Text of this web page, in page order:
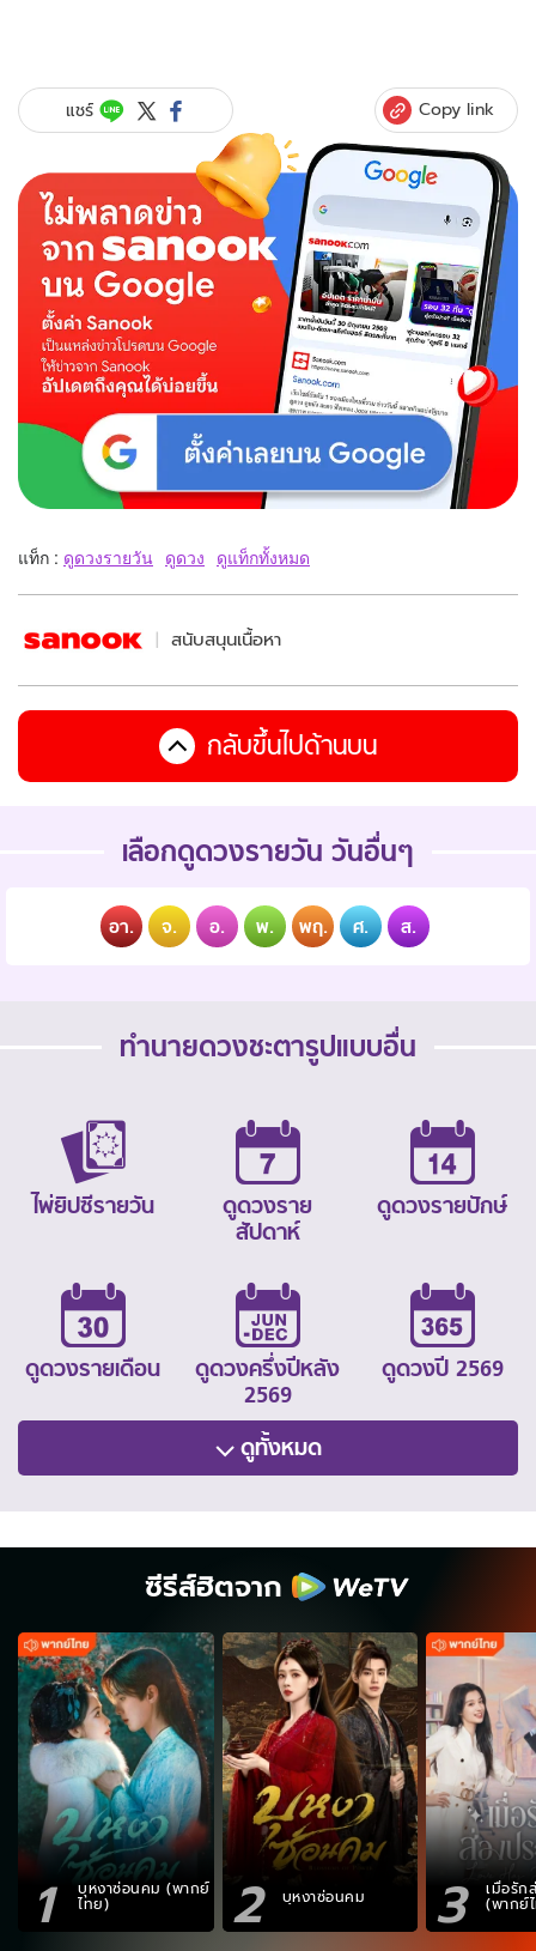
แชร์ Copy link
แท็ก : ดูดวงรายวัน ดูดวง ดูแท็กทั้งหมด
สนับสนุนเนื้อหา
กลับขึ้นไปด้านบน
เลือกดูดวงรายวัน วันอื่นๆ
อา. จ. อ. พ. พฤ. ศ. ส.
ทำนายดวงชะตารูปแบบอื่น
ไพ่ยิปซีรายวัน
ดูดวงราย
สัปดาห์
ดูดวงรายปักษ์
ดูดวงรายเดือน
ดูดวงครึ่งปีหลัง
2569
ดูดวงปี 2569
ดูทั้งหมด
ซีรีส์ฮิตจาก
1 บุหงาซ่อนคม (พากย์
ไทย) 2 บุหงาซ่อนคม 3 เมื่อรัก
(พากย์